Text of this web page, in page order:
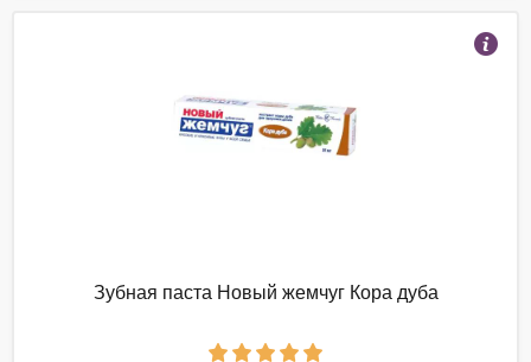
Зубная паста Новый жемчуг Кора дуба